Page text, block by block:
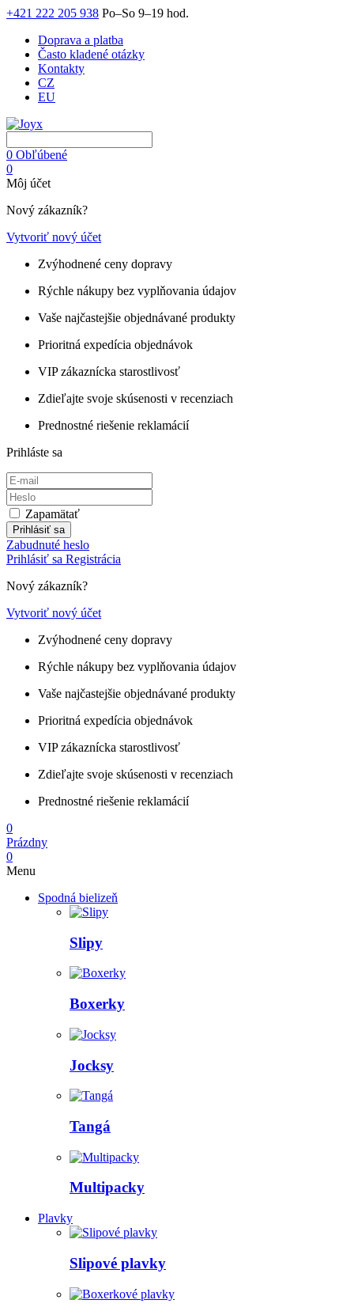
+421 222 205 938 Po–So 9–19 hod.
Doprava a platba
Často kladené otázky
Kontakty
CZ
EU
0 Obľúbené
0
Môj účet
Nový zákazník?
Vytvoriť nový účet
Zvýhodnené ceny dopravy
Rýchle nákupy bez vyplňovania údajov
Vaše najčastejšie objednávané produkty
Prioritná expedícia objednávok
VIP zákaznícka starostlivosť
Zdieľajte svoje skúsenosti v recenziach
Prednostné riešenie reklamácií
Prihláste sa
Zapamätať
Prihlásiť sa
Zabudnuté heslo
Prihlásiť sa Registrácia
Nový zákazník?
Vytvoriť nový účet
Zvýhodnené ceny dopravy
Rýchle nákupy bez vyplňovania údajov
Vaše najčastejšie objednávané produkty
Prioritná expedícia objednávok
VIP zákaznícka starostlivosť
Zdieľajte svoje skúsenosti v recenziach
Prednostné riešenie reklamácií
0
Prázdny
0
Menu
Spodná bielizeň
Slipy
Boxerky
Jocksy
Tangá
Multipacky
Plavky
Slipové plavky